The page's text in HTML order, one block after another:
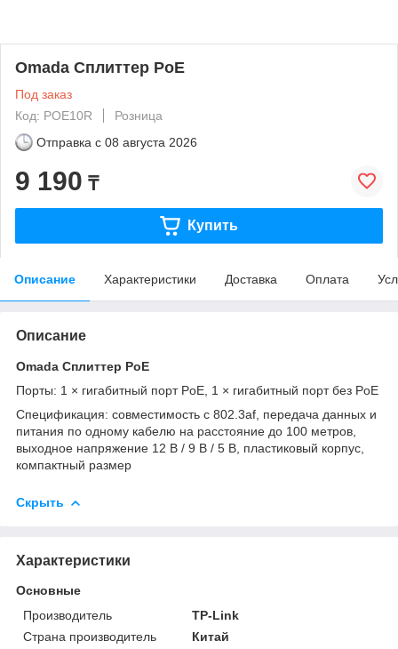
Omada Сплиттер PoE
Под заказ
Код: POE10R
Розница
Отправка с 08 августа 2026
9 190 ₸
Купить
Описание Характеристики Доставка Оплата
Описание
Omada Сплиттер PoE
Порты: 1 × гигабитный порт PoE, 1 × гигабитный порт без PoE
Спецификация: совместимость с 802.3af, передача данных и
питания по одному кабелю на расстояние до 100 метров,
выходное напряжение 12 В / 9 В / 5 В, пластиковый корпус,
компактный размер
Скрыть
Характеристики
Основные
Производитель
TP-Link
Страна производитель
Китай